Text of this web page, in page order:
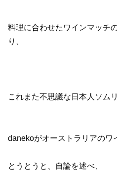
料理に合わせたワインマッチ
り、
これまた不思議な日本人ソム
danekoがオーストラリアのワ
とうとうと、自論を述べ、